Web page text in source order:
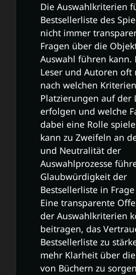
Die Auswahlkriterien
Bestsellerliste des
nicht immer
Fragen über die
Auswahl führen kann.
Leser und Autoren oft
nach welchen
Platzierungen auf der
erfolgen und welche
dabei eine Rolle
kann zu Zweifeln an
und Neutralität der
Auswahlprozesse
Glaubwürdigkeit der
Bestsellerliste in
Eine transparente
der Auswahlkriterien
beitragen, das
Bestsellerliste zu
mehr Klarheit über
von Büchern zu